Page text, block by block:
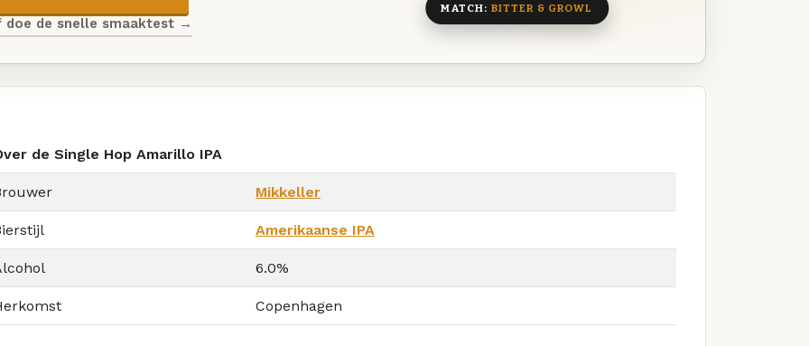
doe de snelle smaaktest →
MATCH: BITTER & GROWL
de Single Hop Amarillo IPA
Mikkeller
Amerikaanse IPA
6.0%
Copenhagen